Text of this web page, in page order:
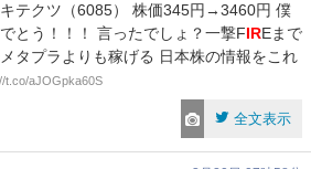
テクツ（6085） 株価345円→3460円 僕
とう！！！ 言ったでしょ？一撃FIREまで
タプラよりも稼げる 日本株の情報をこれ
t.co/aJOGpka60S
全文表示